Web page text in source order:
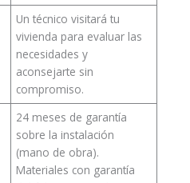
Un técnico visitará tu
vivienda para evaluar las
necesidades y
aconsejarte sin
compromiso.
24 meses de garantía
sobre la instalación
(mano de obra).
Materiales con garantía